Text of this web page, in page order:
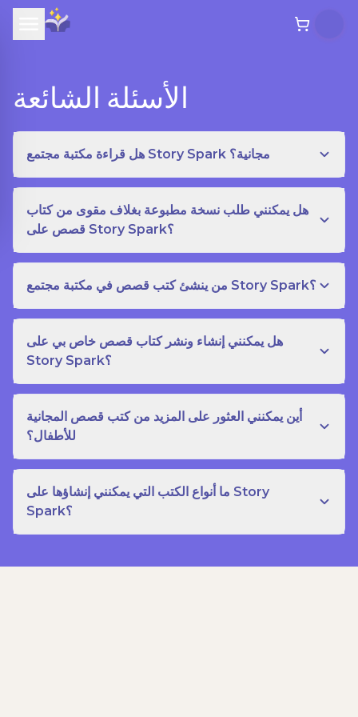
الأسئلة الشائعة
هل قراءة مكتبة مجتمع Story Spark مجانية؟
هل يمكنني طلب نسخة مطبوعة بغلاف مقوى من كتاب
قصص على Story Spark؟
من ينشئ كتب قصص في مكتبة مجتمع Story Spark؟
هل يمكنني إنشاء ونشر كتاب قصص خاص بي على
Story Spark؟
أين يمكنني العثور على المزيد من كتب قصص المجانية
للأطفال؟
ما أنواع الكتب التي يمكنني إنشاؤها على Story
Spark؟